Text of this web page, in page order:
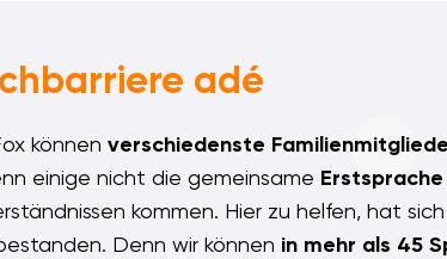
adé
können verschiedenste
einige nicht die gemeinsame
kommen. Hier zu helfen, hat sich
Denn wir können in mehr als 45